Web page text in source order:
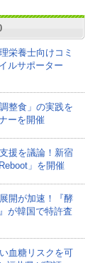
栄養士向けコミ
ルサポーター
整食」の実践を
ーを開催
援を議論！新宿
」を開催
開が加速！『酵
が韓国で特許査
血糖リスクを可